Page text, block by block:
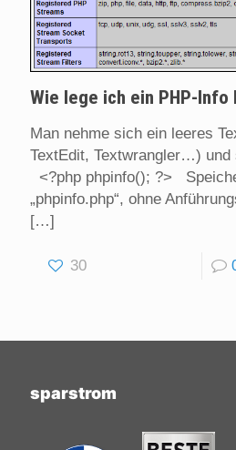
Wie lege ich ein PHP-Info
Man nehme sich ein leeres
TextEdit, Textwrangler…) und
<?php phpinfo(); ?>
„phpinfo.php“, ohne
[…]
30
sparstrom